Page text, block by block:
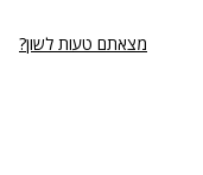
מצאתם טעות לשון?